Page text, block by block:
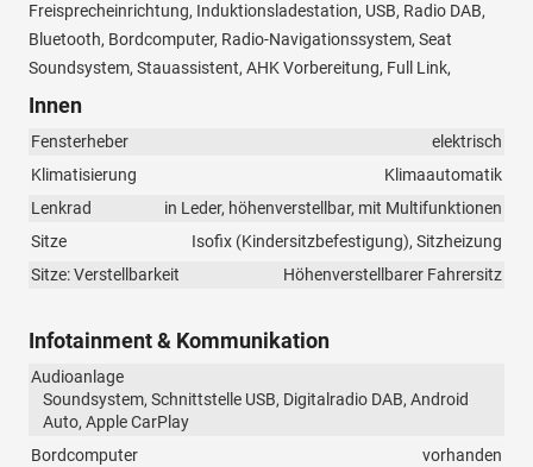
Freisprecheinrichtung, Induktionsladestation, USB, Radio DAB,
Bluetooth, Bordcomputer, Radio-Navigationssystem, Seat
Soundsystem, Stauassistent, AHK Vorbereitung, Full Link,
Innen
Fensterheber
elektrisch
Klimatisierung
Klimaautomatik
Lenkrad
in Leder, höhenverstellbar, mit Multifunktionen
Sitze
Isofix (Kindersitzbefestigung), Sitzheizung
Sitze: Verstellbarkeit
Höhenverstellbarer Fahrersitz
Infotainment & Kommunikation
Audioanlage
Soundsystem, Schnittstelle USB, Digitalradio DAB, Android
Auto, Apple CarPlay
Bordcomputer
vorhanden